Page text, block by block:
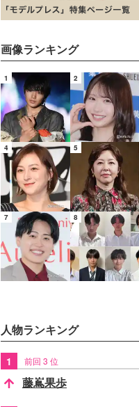
画像ランキング
1 2
4 5
7 8
人物ランキング
1 前回 3 位
藤嶌果歩